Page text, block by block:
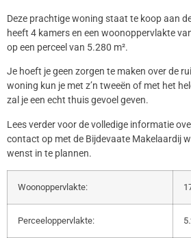
Deze prachtige woning staat te koop aan
heeft 4 kamers en een woonoppervlakte
op een perceel van 5.280 m².
Je hoeft je geen zorgen te maken over de
woning kun je met z’n tweeën of met het
zal je een echt thuis gevoel geven.
Lees verder voor de volledige informatie
contact op met de Bijdevaate Makelaardij
wenst in te plannen.
Woonoppervlakte:
Perceeloppervlakte: